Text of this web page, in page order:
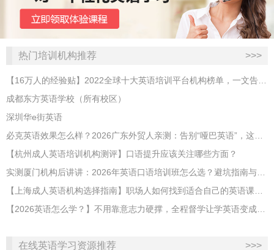
热门培训机构推荐 >>>
【16万人的经验贴】2022全球十大英语培训平台机构榜单，一文告诉你
成都东方英语学校（所有校区）
深圳华e街英语
必克英语效果怎么样？2026广东外贸人亲测：告别“哑巴英语”，这才是成年人最高效的自救指南！
【杭州成人英语培训机构测评】口语提升应该关注哪些方面？
实测厦门机构后讲讲：2026年英语口语培训班怎么选？避坑指南与高效学习新范式
【上海成人英语机构选择指南】职场人如何找到适合自己的英语课程？
【2026英语怎么学？】不用靠意志力硬撑，全程督学让学英语变成日常习惯
在线英语学习资源推荐 >>>